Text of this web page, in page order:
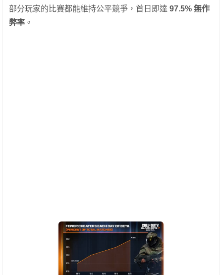
部分玩家的比賽都能維持公平競爭，首日即達 97.5% 無作
弊率 。